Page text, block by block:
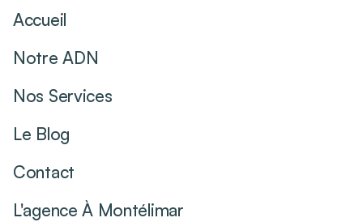
Accueil
Notre ADN
Nos Services
Le Blog
Contact
L'agence À Montélimar